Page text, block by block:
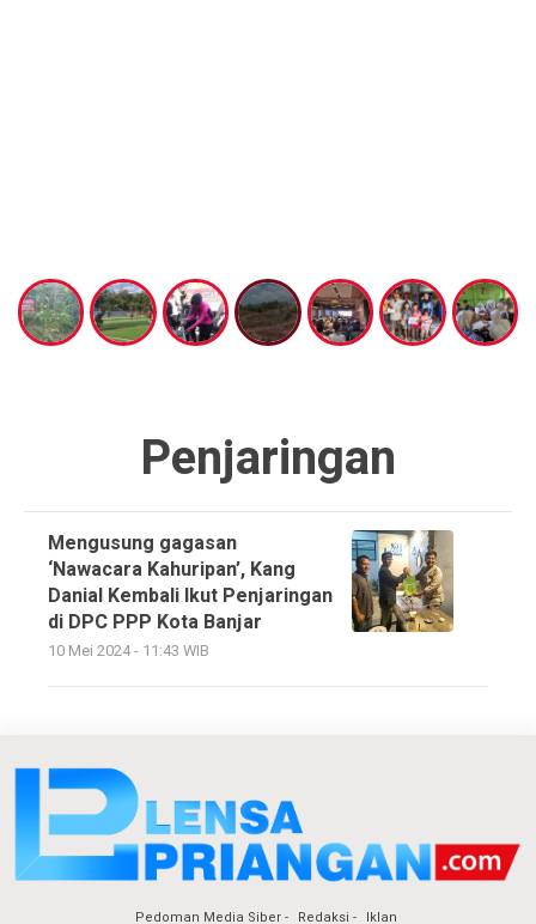
Penjaringan
Mengusung gagasan
‘Nawacara Kahuripan’, Kang
Danial Kembali Ikut Penjaringan
di DPC PPP Kota Banjar
10 Mei 2024 - 11:43 WIB
Pedoman Media Siber Redaksi Iklan